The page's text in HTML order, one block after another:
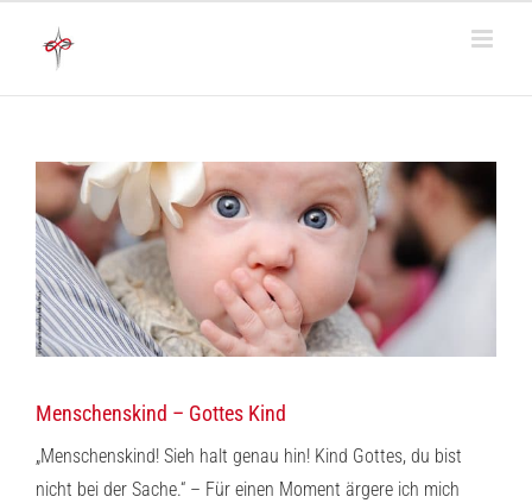
Menschenskind – Gottes Kind
„Menschenskind! Sieh halt genau hin! Kind Gottes, du bist
nicht bei der Sache.“ – Für einen Moment ärgere ich mich